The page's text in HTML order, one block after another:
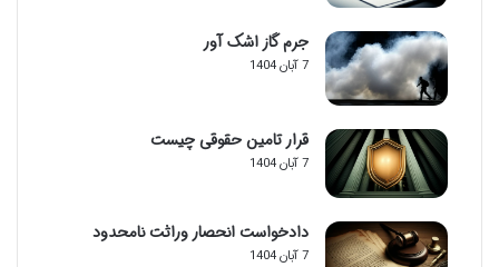
جرم گاز اشک آور
7 آبان 1404
قرار تامین حقوقی چیست
7 آبان 1404
دادخواست انحصار وراثت نامحدود
7 آبان 1404